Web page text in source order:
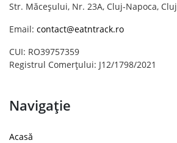
Str. Măceșului, Nr. 23A, Cluj-Napoca, Cluj
Email: contact@eatntrack.ro
CUI: RO39757359
Registrul Comerțului: J12/1798/2021
Navigație
Acasă